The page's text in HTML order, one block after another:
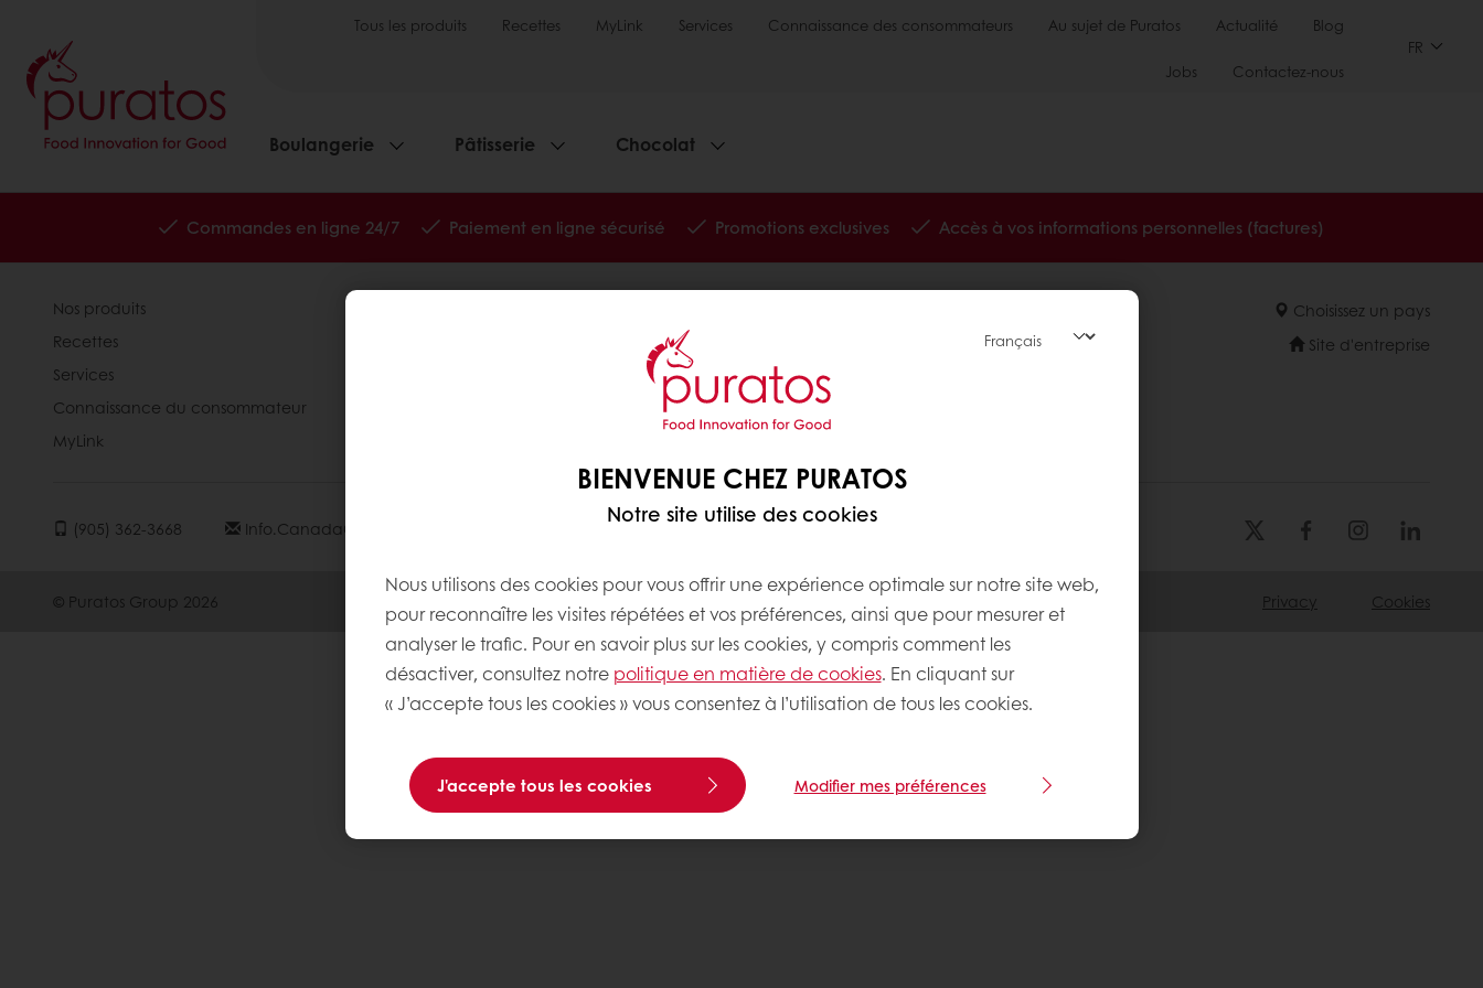
Tous les produits Recettes MyLink Services Connaissance des consommateurs Au sujet de Puratos Actualité Blog
Jobs Contactez-nous
FR
Boulangerie Pâtisserie Chocolat
BIENVENUE CHEZ PURATOS
Notre site utilise des cookies
Nous utilisons des cookies pour vous offrir une expérience optimale sur notre site web,
pour reconnaître les visites répétées et vos préférences, ainsi que pour mesurer et
analyser le trafic. Pour en savoir plus sur les cookies, y compris comment les
désactiver, consultez notre politique en matière de cookies. En cliquant sur
« J’accepte tous les cookies » vous consentez à l’utilisation de tous les cookies.
J'accepte tous les cookies Modifier mes préférences
Commandes en ligne 24/7 Paiement en ligne sécurisé Promotions exclusives Accès à vos informations personnelles (factures)
Nos produits
Recettes
Services
Connaissance du consommateur
MyLink
Choisissez un pays
Site d'entreprise
(905) 362-3668 Info.canada@puratos.com
© Puratos Group 2026 Privacy Cookies